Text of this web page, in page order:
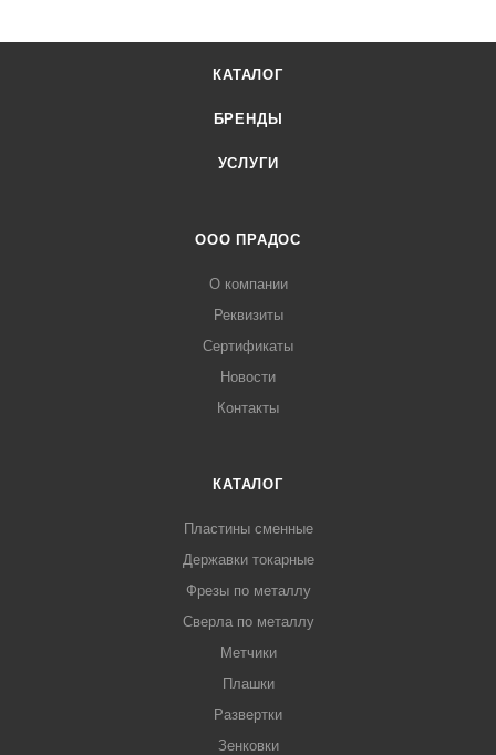
КАТАЛОГ
БРЕНДЫ
УСЛУГИ
ООО ПРАДОС
О компании
Реквизиты
Сертификаты
Новости
Контакты
КАТАЛОГ
Пластины сменные
Державки токарные
Фрезы по металлу
Сверла по металлу
Метчики
Плашки
Развертки
Зенковки